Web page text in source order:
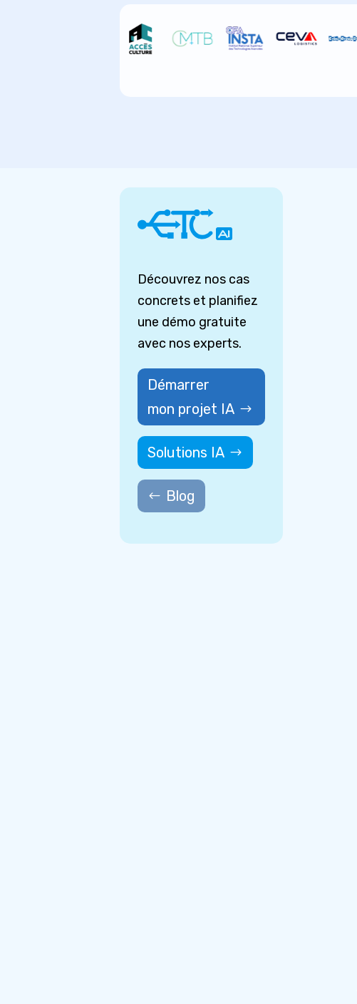
Découvrez nos cas
concrets et planifiez
une démo gratuite
avec nos experts.
Démarrer
mon projet IA
Solutions IA
Blog